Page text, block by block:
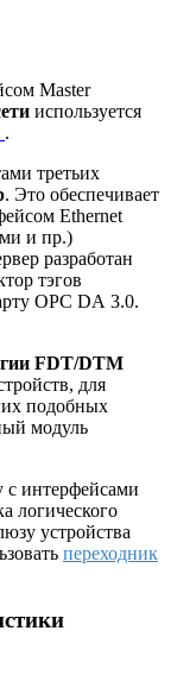
Master
используется
.
третьих
. Это обеспечивает
Ethernet
и пр.)
разработан
тэгов
OPC DA 3.0.
FDT/DTM
для
подобных
модуль
интерфейсами
логического
устройства
переходник